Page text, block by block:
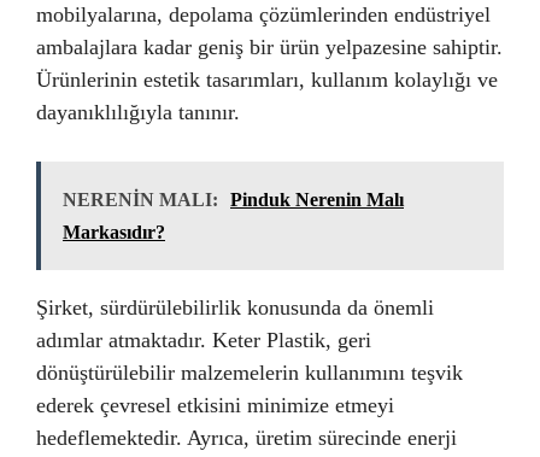
mobilyalarına, depolama çözümlerinden endüstriyel
ambalajlara kadar geniş bir ürün yelpazesine sahiptir.
Ürünlerinin estetik tasarımları, kullanım kolaylığı ve
dayanıklılığıyla tanınır.
NERENİN MALI:
Pinduk Nerenin Malı
Markasıdır?
Şirket, sürdürülebilirlik konusunda da önemli
adımlar atmaktadır. Keter Plastik, geri
dönüştürülebilir malzemelerin kullanımını teşvik
ederek çevresel etkisini minimize etmeyi
hedeflemektedir. Ayrıca, üretim sürecinde enerji